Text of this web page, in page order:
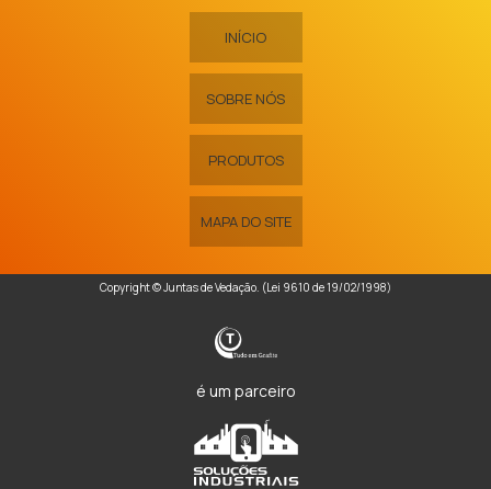
INÍCIO
SOBRE NÓS
PRODUTOS
MAPA DO SITE
Copyright © Juntas de Vedação. (Lei 9610 de 19/02/1998)
é um parceiro